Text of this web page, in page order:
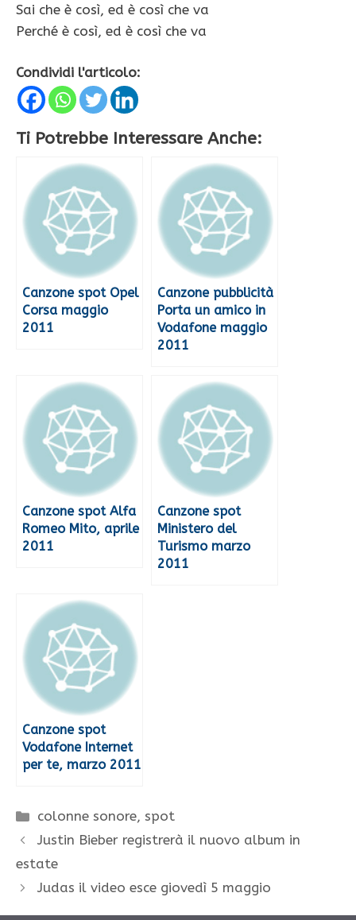
Sai che è così, ed è così che va
Perché è così, ed è così che va
Condividi l'articolo:
Ti Potrebbe Interessare Anche:
Canzone spot Opel
Corsa maggio
2011
Canzone pubblicità
Porta un amico in
Vodafone maggio
2011
Canzone spot Alfa
Romeo Mito, aprile
2011
Canzone spot
Ministero del
Turismo marzo
2011
Canzone spot
Vodafone Internet
per te, marzo 2011
Categorie
colonne sonore,spot
Justin Bieber registrerà il nuovo album in
estate
Judas il video esce giovedì 5 maggio